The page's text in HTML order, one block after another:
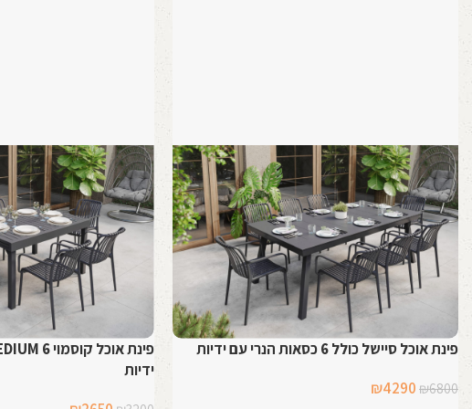
פינת אוכל סיישל כולל 6 כסאות הנרי עם ידיות
₪6800
המחיר₪4290
ידיות